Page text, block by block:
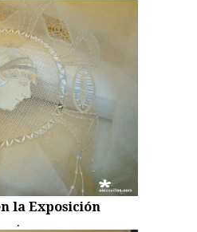
la Exposición
.